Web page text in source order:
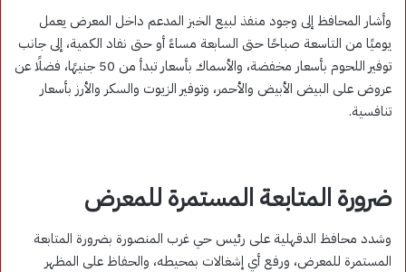
وأشار المحافظ إلى وجود منفذ لبيع الخبز المدعم داخل المعرض يعمل
يوميًا من التاسعة صباحًا حتى السابعة مساءً أو حتى نفاد الكمية، إلى جانب
توفير اللحوم بأسعار مخفضة، والأسماك بأسعار تبدأ من 50 جنيهًا، فضلًا عن
عروض على البيض الأبيض والأحمر، وتوفير الزيوت والسكر والأرز بأسعار
تنافسية.
ضرورة المتابعة المستمرة للمعرض
وشدد محافظ الدقهلية على رئيس حي غرب المنصورة بضرورة المتابعة
المستمرة للمعرض، ورفع أي إشغالات بمحيطه، والحفاظ على المظهر